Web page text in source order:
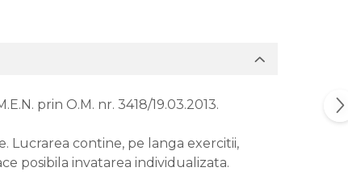
prin O.M. nr. 3418/19.03.2013.
contine, pe langa exercitii,
posibila invatarea individualizata.